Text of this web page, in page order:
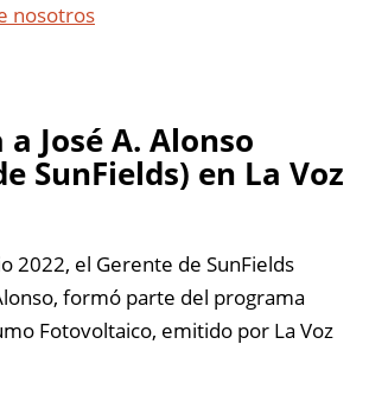
nosotros
José A. Alonso
SunFields) en La Voz
2022, el Gerente de SunFields
formó parte del programa
Fotovoltaico, emitido por La Voz